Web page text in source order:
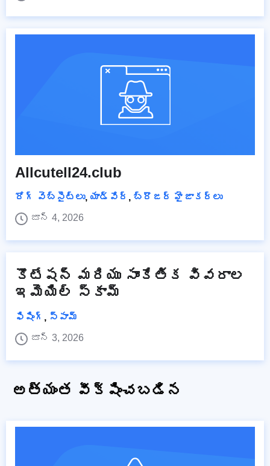
Allcutell24.club
రోగ్ వెబ్‌సైట్‌లు, యాడ్వేర్ , బ్రౌజర్ హైజాకర్లు
జూన్ 4, 2026
కొటేషన్ మరియు సాంకేతిక వివరాల
ఇమెయిల్ స్కామ్
ఫిషింగ్ , స్పామ్
జూన్ 3, 2026
అత్యంత వీక్షించబడిన